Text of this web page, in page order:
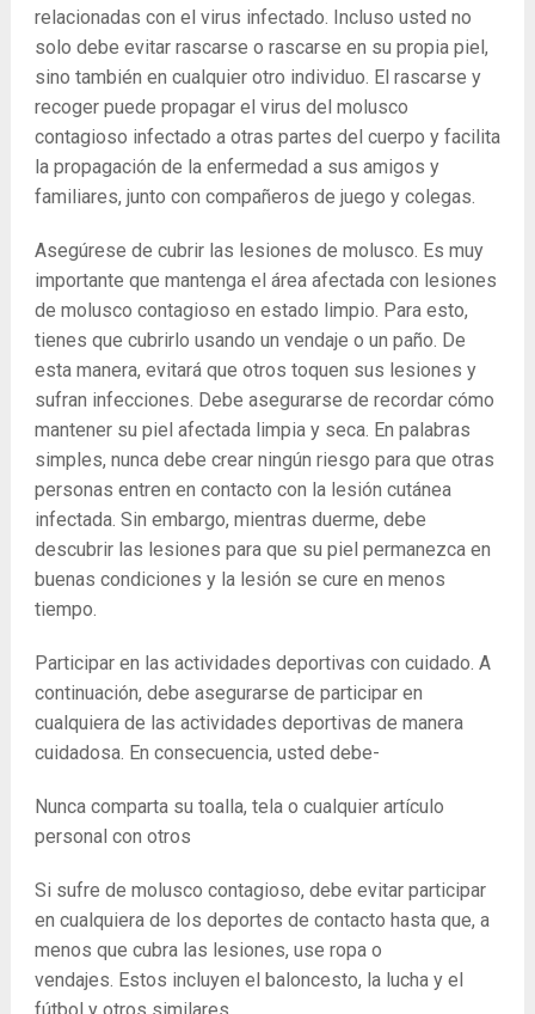
relacionadas con el virus infectado. Incluso usted no
solo debe evitar rascarse o rascarse en su propia piel,
sino también en cualquier otro individuo. El rascarse y
recoger puede propagar el virus del molusco
contagioso infectado a otras partes del cuerpo y facilita
la propagación de la enfermedad a sus amigos y
familiares, junto con compañeros de juego y colegas.
Asegúrese de cubrir las lesiones de molusco. Es muy
importante que mantenga el área afectada con lesiones
de molusco contagioso en estado limpio. Para esto,
tienes que cubrirlo usando un vendaje o un paño. De
esta manera, evitará que otros toquen sus lesiones y
sufran infecciones. Debe asegurarse de recordar cómo
mantener su piel afectada limpia y seca. En palabras
simples, nunca debe crear ningún riesgo para que otras
personas entren en contacto con la lesión cutánea
infectada. Sin embargo, mientras duerme, debe
descubrir las lesiones para que su piel permanezca en
buenas condiciones y la lesión se cure en menos
tiempo.
Participar en las actividades deportivas con cuidado. A
continuación, debe asegurarse de participar en
cualquiera de las actividades deportivas de manera
cuidadosa. En consecuencia, usted debe-
Nunca comparta su toalla, tela o cualquier artículo
personal con otros
Si sufre de molusco contagioso, debe evitar participar
en cualquiera de los deportes de contacto hasta que, a
menos que cubra las lesiones, use ropa o
vendajes. Estos incluyen el baloncesto, la lucha y el